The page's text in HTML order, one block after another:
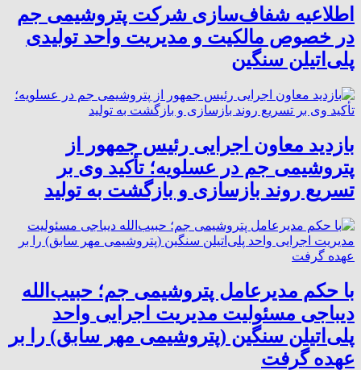
اطلاعیه شفاف‌سازی شرکت پتروشیمی جم
در خصوص مالکیت و مدیریت واحد تولیدی
پلی‌اتیلن سنگین
بازدید معاون اجرایی رئیس جمهور از
پتروشیمی جم در عسلویه؛ تأکید وی بر
تسریع روند بازسازی و بازگشت به تولید
با حکم مدیرعامل پتروشیمی جم؛ حبیب‌الله
دیباجی مسئولیت مدیریت اجرایی واحد
پلی‌اتیلن سنگین (پتروشیمی مهر سابق) را بر
عهده گرفت